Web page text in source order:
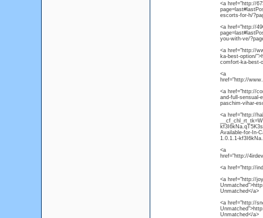
<a href="http://
escorts-for-h/
<a href="http://
you-with-ve/
<a href="http://
ka-best-option/
comfort-ka-best-
<a
href="http://
<a href="http://
and-full-sensual-
paschim-vihar-
<a href="http://
Available-for-In-
1.0.1.1-
<a
href="http://
<a href="http://
<a href="http://
Unmatched</a>
<a href="http://
Unmatched</a>